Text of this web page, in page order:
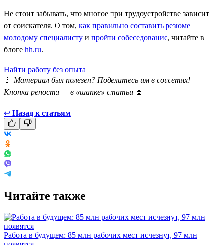
Не стоит забывать, что многое при трудоустройстве зависит
от соискателя. О том, как правильно составить резюме
молодому специалисту и пройти собеседование, читайте в
блоге hh.ru.
Найти работу без опыта
🚩 Материал был полезен? Поделитесь им в соцсетях!
Кнопка репоста — в «шапке» статьи ⏫
↩ Назад к статьям
Читайте также
Работа в будущем: 85 млн рабочих мест исчезнут, 97 млн